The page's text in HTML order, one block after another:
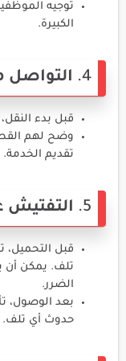
توجيه
الكبيرة.
4. التواصل
قبل بدء
وضح لهم
تقديم الخدمة.
5. التفتيش
قبل
تلف. يمكن أن
الضرر.
بعد الوصول،
حدوث أي تلف.